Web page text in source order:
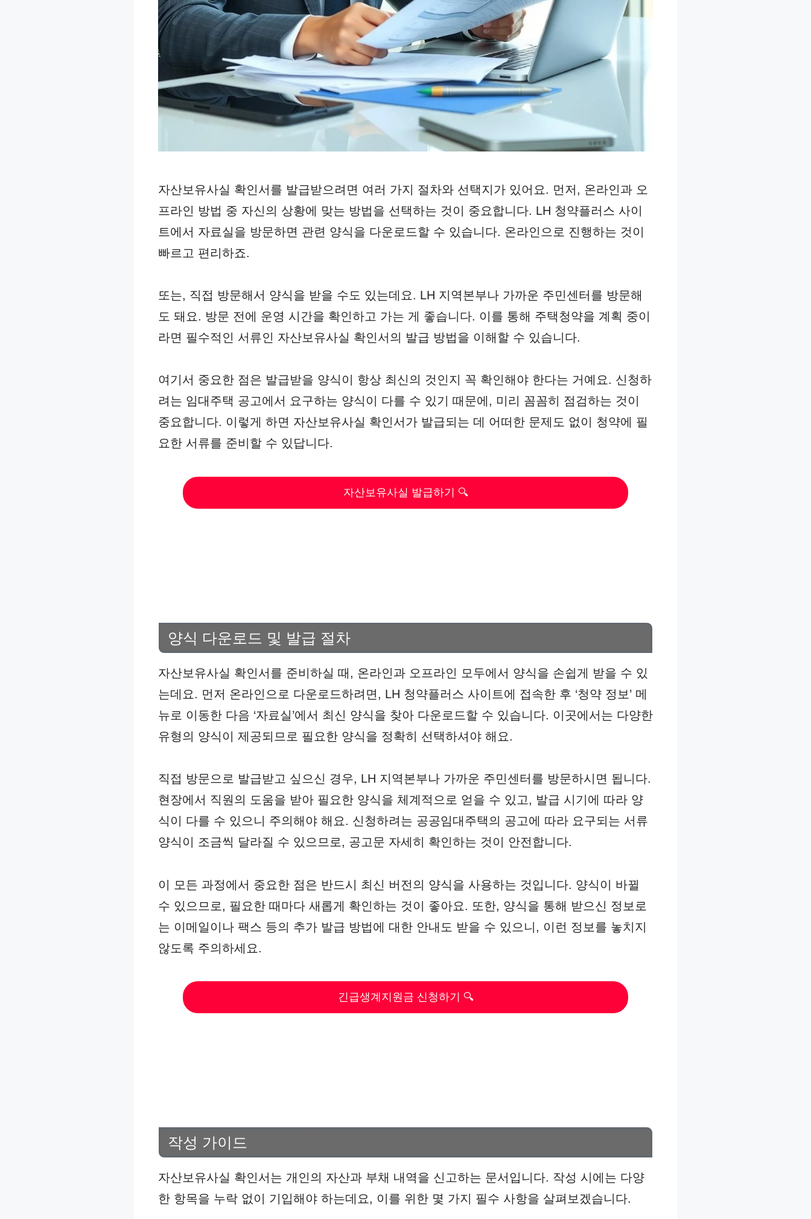
자산보유사실 확인서를 발급받으려면 여러 가지 절차와 선택지가 있어요. 먼저, 온라인과 오
프라인 방법 중 자신의 상황에 맞는 방법을 선택하는 것이 중요합니다. LH 청약플러스 사이
트에서 자료실을 방문하면 관련 양식을 다운로드할 수 있습니다. 온라인으로 진행하는 것이
빠르고 편리하죠.
또는, 직접 방문해서 양식을 받을 수도 있는데요. LH 지역본부나 가까운 주민센터를 방문해
도 돼요. 방문 전에 운영 시간을 확인하고 가는 게 좋습니다. 이를 통해 주택청약을 계획 중이
라면 필수적인 서류인 자산보유사실 확인서의 발급 방법을 이해할 수 있습니다.
여기서 중요한 점은 발급받을 양식이 항상 최신의 것인지 꼭 확인해야 한다는 거예요. 신청하
려는 임대주택 공고에서 요구하는 양식이 다를 수 있기 때문에, 미리 꼼꼼히 점검하는 것이
중요합니다. 이렇게 하면 자산보유사실 확인서가 발급되는 데 어떠한 문제도 없이 청약에 필
요한 서류를 준비할 수 있답니다.
자산보유사실 발급하기 🔍
양식 다운로드 및 발급 절차
자산보유사실 확인서를 준비하실 때, 온라인과 오프라인 모두에서 양식을 손쉽게 받을 수 있
는데요. 먼저 온라인으로 다운로드하려면, LH 청약플러스 사이트에 접속한 후 ‘청약 정보’ 메
뉴로 이동한 다음 ‘자료실’에서 최신 양식을 찾아 다운로드할 수 있습니다. 이곳에서는 다양한
유형의 양식이 제공되므로 필요한 양식을 정확히 선택하셔야 해요.
직접 방문으로 발급받고 싶으신 경우, LH 지역본부나 가까운 주민센터를 방문하시면 됩니다.
현장에서 직원의 도움을 받아 필요한 양식을 체계적으로 얻을 수 있고, 발급 시기에 따라 양
식이 다를 수 있으니 주의해야 해요. 신청하려는 공공임대주택의 공고에 따라 요구되는 서류
양식이 조금씩 달라질 수 있으므로, 공고문 자세히 확인하는 것이 안전합니다.
이 모든 과정에서 중요한 점은 반드시 최신 버전의 양식을 사용하는 것입니다. 양식이 바뀔
수 있으므로, 필요한 때마다 새롭게 확인하는 것이 좋아요. 또한, 양식을 통해 받으신 정보로
는 이메일이나 팩스 등의 추가 발급 방법에 대한 안내도 받을 수 있으니, 이런 정보를 놓치지
않도록 주의하세요.
긴급생계지원금 신청하기 🔍
작성 가이드
자산보유사실 확인서는 개인의 자산과 부채 내역을 신고하는 문서입니다. 작성 시에는 다양
한 항목을 누락 없이 기입해야 하는데요, 이를 위한 몇 가지 필수 사항을 살펴보겠습니다.